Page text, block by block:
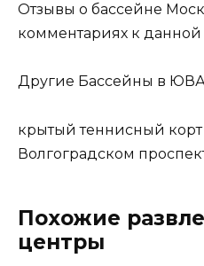
Отзывы о бассейне
комментариях к данной
Другие Бассейны в
крытый теннисный
Волгоградском
Похожие
центры